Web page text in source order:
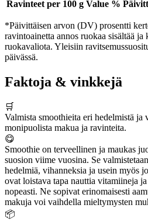
Ravinteet per 100 g Value %
*Päivittäisen arvon (DV) prosentti
ravintoainetta annos ruokaa sisältää ja
ruokavaliota. Yleisiin
päivässä.
Faktoja & vinkkejä
🛒
Valmista smoothieita eri hedelmistä ja
monipuolista makua ja ravinteita.
😋
Smoothie on terveellinen ja maukas
suosion viime vuosina. Se
hedelmiä, vihanneksia ja usein myös
ovat loistava tapa nauttia vitamiineja
nopeasti. Ne sopivat erinomaisesti
makuja voi vaihdella mieltymysten
📦